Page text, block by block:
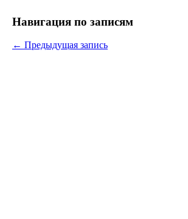
Навигация по записям
← Предыдущая запись